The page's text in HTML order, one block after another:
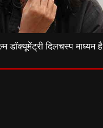
डॉक्यूमेंट्री दिलचस्प माध्यम है